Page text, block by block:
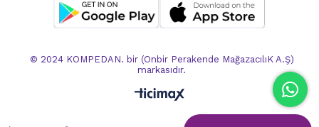
© 2024 KOMPEDAN. bir (Onbir Perakende MağazacılıK A.Ş)
markasıdır.